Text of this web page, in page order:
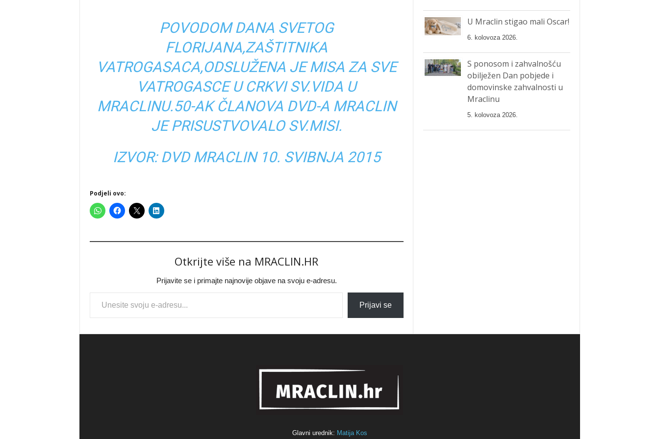
POVODOM DANA SVETOG
FLORIJANA,ZAŠTITNIKA
VATROGASACA,ODSLUŽENA JE MISA ZA SVE
VATROGASCE U CRKVI SV.VIDA U
MRACLINU.50-AK ČLANOVA DVD-A MRACLIN
JE PRISUSTVOVALO SV.MISI.
IZVOR: DVD MRACLIN 10. SVIBNJA 2015
Podjeli ovo:
Otkrijte više na MRACLIN.HR
Prijavite se i primajte najnovije objave na svoju e-adresu.
Type your email…
Prijavi se
U Mraclin stigao mali Oscar!
6. kolovoza 2026.
S ponosom i zahvalnošću
obilježen Dan pobjede i
domovinske zahvalnosti u
Mraclinu
5. kolovoza 2026.
Glavni urednik: Matija Kos